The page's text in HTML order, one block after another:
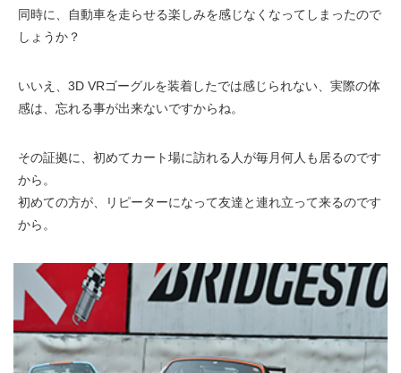
同時に、自動車を走らせる楽しみを感じなくなってしまったので
しょうか？
いいえ、3D VRゴーグルを装着したでは感じられない、実際の体
感は、忘れる事が出来ないですからね。
その証拠に、初めてカート場に訪れる人が毎月何人も居るのです
から。
初めての方が、リピーターになって友達と連れ立って来るのです
から。